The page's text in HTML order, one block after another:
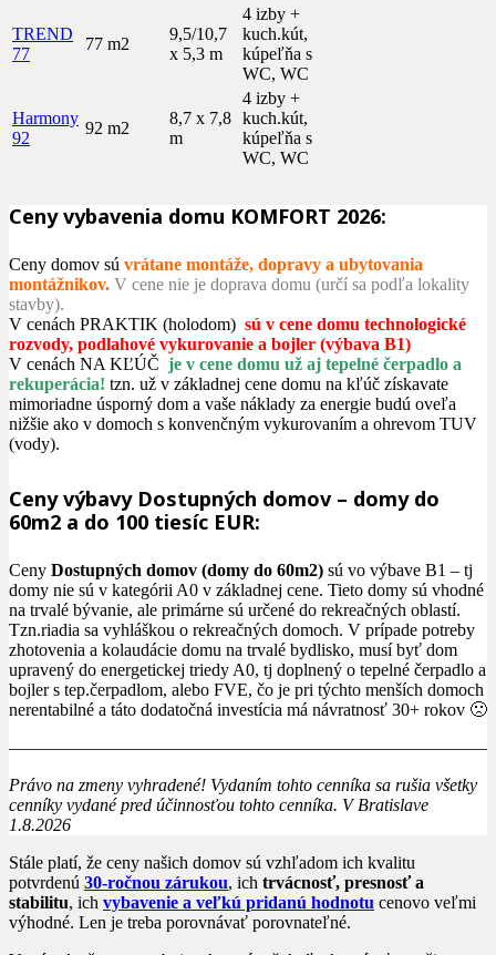
TREND
77
77 m2
9,5/10,7
x 5,3 m
4 izby +
kuch.kút,
kúpeľňa s
WC, WC
Harmony
92
92 m2
8,7 x 7,8
m
4 izby +
kuch.kút,
kúpeľňa s
WC, WC
Ceny vybavenia domu KOMFORT 2026:
Ceny domov sú vrátane montáže, dopravy a ubytovania
montážnikov. V cene nie je doprava domu (určí sa podľa lokality
stavby).
V cenách PRAKTIK (holodom) sú v cene domu technologické
rozvody, podlahové vykurovanie a bojler (výbava B1)
V cenách NA KĽÚČ je v cene domu už aj tepelné čerpadlo a
rekuperácia! tzn. už v základnej cene domu na kľúč získavate
mimoriadne úsporný dom a vaše náklady za energie budú oveľa
nižšie ako v domoch s konvenčným vykurovaním a ohrevom TUV
(vody).
Ceny výbavy Dostupných domov – domy do
60m2 a do 100 tiesíc EUR:
Ceny Dostupných domov (domy do 60m2) sú vo výbave B1 – tj
domy nie sú v kategórii A0 v základnej cene. Tieto domy sú vhodné
na trvalé bývanie, ale primárne sú určené do rekreačných oblastí.
Tzn.riadia sa vyhláškou o rekreačných domoch. V prípade potreby
zhotovenia a kolaudácie domu na trvalé bydlisko, musí byť dom
upravený do energetickej triedy A0, tj doplnený o tepelné čerpadlo a
bojler s tep.čerpadlom, alebo FVE, čo je pri týchto menších domoch
nerentabilné a táto dodatočná investícia má návratnosť 30+ rokov 🙁
Právo na zmeny vyhradené! Vydaním tohto cenníka sa rušia všetky
cenníky vydané pred účinnosťou tohto cenníka. V Bratislave
1.8.2026
Stále platí, že ceny našich domov sú vzhľadom ich kvalitu
potvrdenú 30-ročnou zárukou, ich trvácnosť, presnosť a
stabilitu, ich vybavenie a veľkú pridanú hodnotu cenovo veľmi
výhodné. Len je treba porovnávať porovnateľné.